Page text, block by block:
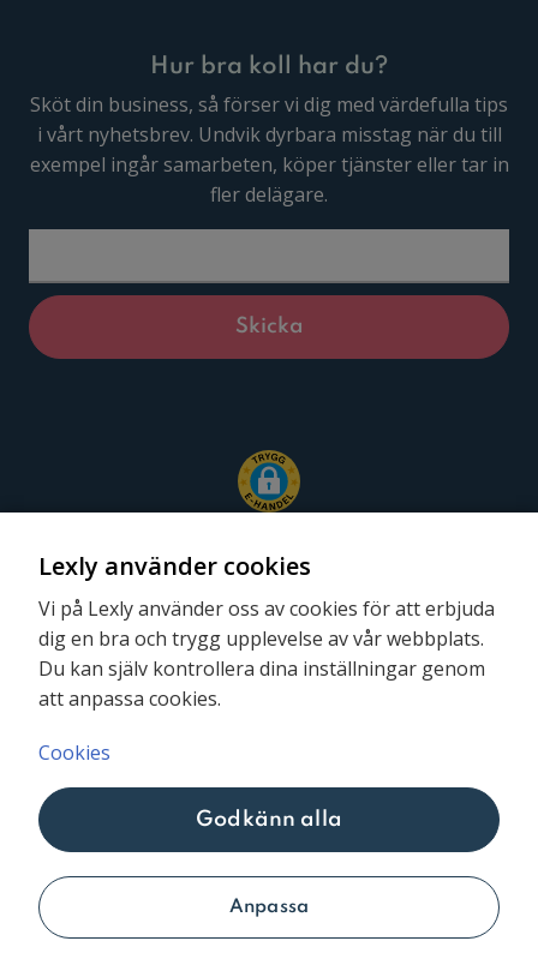
Hur bra koll har du?
Sköt din business, så förser vi dig med värdefulla tips
i vårt nyhetsbrev. Undvik dyrbara misstag när du till
exempel ingår samarbeten, köper tjänster eller tar in
fler delägare.
Lexly © 2026
Följ oss
Lexly använder cookies
Vi på Lexly använder oss av cookies för att erbjuda
dig en bra och trygg upplevelse av vår webbplats.
Du kan själv kontrollera dina inställningar genom
att anpassa cookies.
Cookies
Anpassa
Godkänn alla